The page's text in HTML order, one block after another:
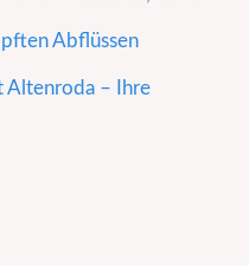
Abflüssen
Altenroda – Ihre